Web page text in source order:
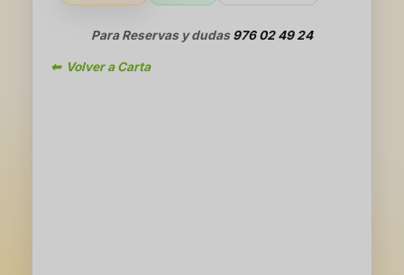
Para Reservas y dudas 976 02 49 24
⬅ Volver a Carta